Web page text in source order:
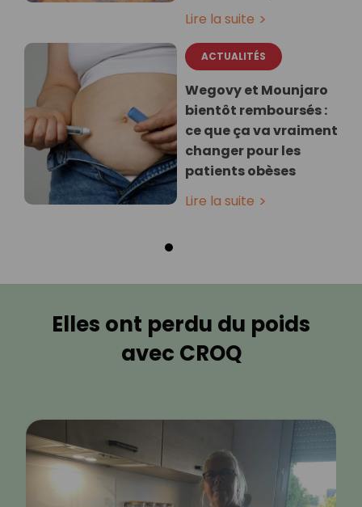
Lire la suite
ACTUALITÉS
Wegovy et Mounjaro
bientôt remboursés :
ce que ça va vraiment
changer pour les
patients obèses
Lire la suite
Elles ont perdu du poids
avec CROQ